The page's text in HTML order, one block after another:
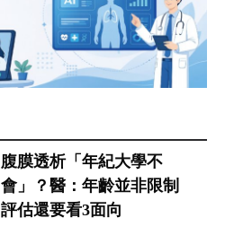
腹膜透析「年紀大學不
會」？醫：年齡並非限制
評估還要看3面向